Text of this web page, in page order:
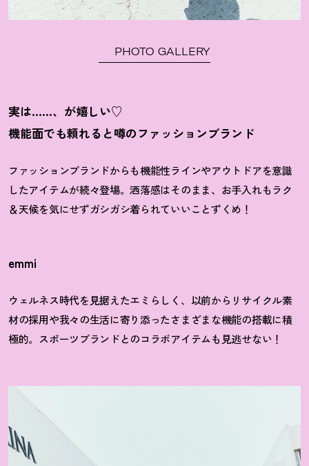
PHOTO GALLERY
実は……、が嬉しい♡
機能面でも頼れると噂のファッションブランド
ファッションブランドからも機能性ラインやアウトドアを意識
したアイテムが続々登場。洒落感はそのまま、お手入れもラク
＆天候を気にせずガシガシ着られていいことずくめ ！
emmi
ウェルネス時代を見据えたエミらしく、以前からリサイクル素
材の採用や我々の生活に寄り添ったさまざまな機能の搭載に積
極的。スポーツブランドとのコラボアイテムも見逃せない ！